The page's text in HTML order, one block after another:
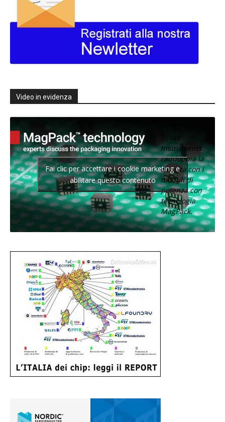
Video in evidenza
Texas
Instruments
raddoppia la
densità con i
moduli di
potenza con
tecnologia
MagPack.
Fai clic per accettare i cookie marketing e
abilitare questo contenuto